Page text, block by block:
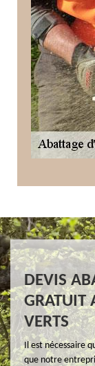
DEVIS
GRATUIT
VERTS
Il est nécessaire
que notre